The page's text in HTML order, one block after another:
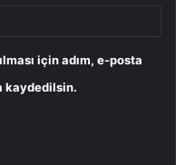
için adım, e-posta
kaydedilsin.